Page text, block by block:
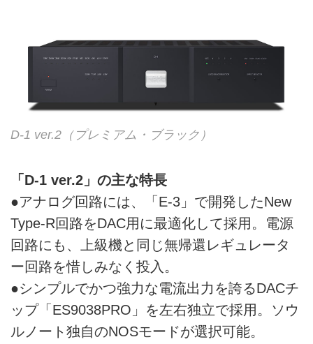
D-1 ver.2（プレミアム・ブラック）
「D-1 ver.2」の主な特長
●アナログ回路には、「E-3」で開発したNew
Type-R回路をDAC用に最適化して採用。電源
回路にも、上級機と同じ無帰還レギュレータ
ー回路を惜しみなく投入。
●シンプルでかつ強力な電流出力を誇るDACチ
ップ「ES9038PRO」を左右独立で採用。ソウ
ルノート独自のNOSモードが選択可能。